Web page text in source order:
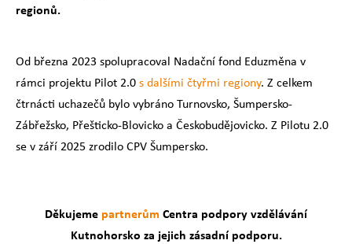
regionů.
Od března 2023 spolupracoval Nadační fond Eduzměna v
rámci projektu Pilot 2.0s dalšími čtyřmi regiony. Z celkem
čtrnácti uchazečů bylo vybráno Turnovsko, Šumpersko-
Zábřežsko, Přešticko-Blovicko a Českobudějovicko. Z Pilotu 2.0
se v září 2025 zrodilo CPV Šumpersko.
Děkujeme partnerům Centra podpory vzdělávání
Kutnohorsko za jejich zásadní podporu.